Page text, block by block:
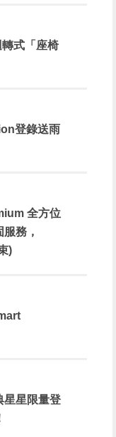
式「座椅
登錄送雨
全方位
務，
)
星星限量登